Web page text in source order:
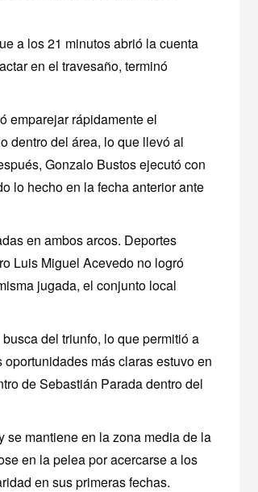
a los 21 minutos abrió la cuenta
en el travesaño, terminó
emparejar rápidamente el
dentro del área, lo que llevó al
Gonzalo Bustos ejecutó con
lo hecho en la fecha anterior ante
en ambos arcos. Deportes
Luis Miguel Acevedo no logró
jugada, el conjunto local
del triunfo, lo que permitió a
más claras estuvo en
de Sebastián Parada dentro del
se mantiene en la zona media de la
en la pelea por acercarse a los
en sus primeras fechas.